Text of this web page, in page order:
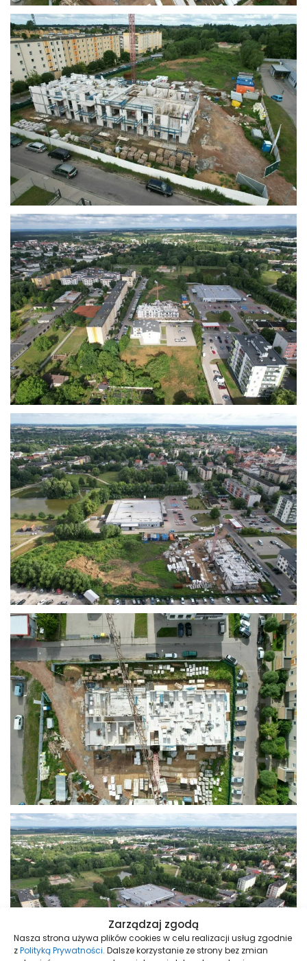
Zarządzaj zgodą
Nasza strona używa plików cookies w celu realizacji usług zgodnie
zPolityką Prywatności. Dalsze korzystanie ze strony bez zmian